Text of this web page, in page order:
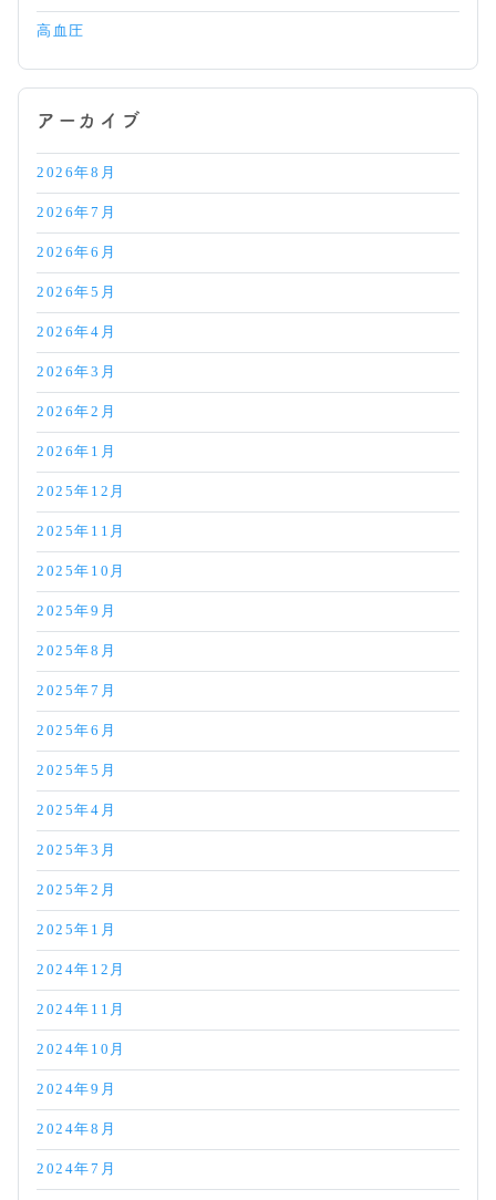
高血圧
アーカイブ
2026年8月
2026年7月
2026年6月
2026年5月
2026年4月
2026年3月
2026年2月
2026年1月
2025年12月
2025年11月
2025年10月
2025年9月
2025年8月
2025年7月
2025年6月
2025年5月
2025年4月
2025年3月
2025年2月
2025年1月
2024年12月
2024年11月
2024年10月
2024年9月
2024年8月
2024年7月